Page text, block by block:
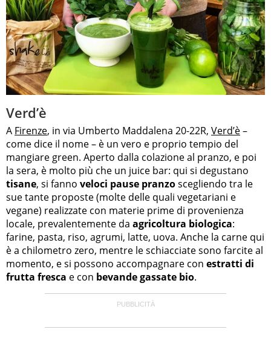
Verd’è
A Firenze, in via Umberto Maddalena 20-22R, Verd’è–
come dice il nome – è un vero e proprio tempio del
mangiare green. Aperto dalla colazione al pranzo, e poi
la sera, è molto più che un juice bar: qui si degustano
tisane, si fanno veloci pause pranzoscegliendo tra le
sue tante proposte (molte delle quali vegetariani e
vegane) realizzate con materie prime di provenienza
locale, prevalentemente da agricoltura biologica:
farine, pasta, riso, agrumi, latte, uova. Anche la carne qui
è a chilometro zero, mentre le schiacciate sono farcite al
momento, e si possono accompagnare con estratti di
frutta fresca e con bevande gassate bio.